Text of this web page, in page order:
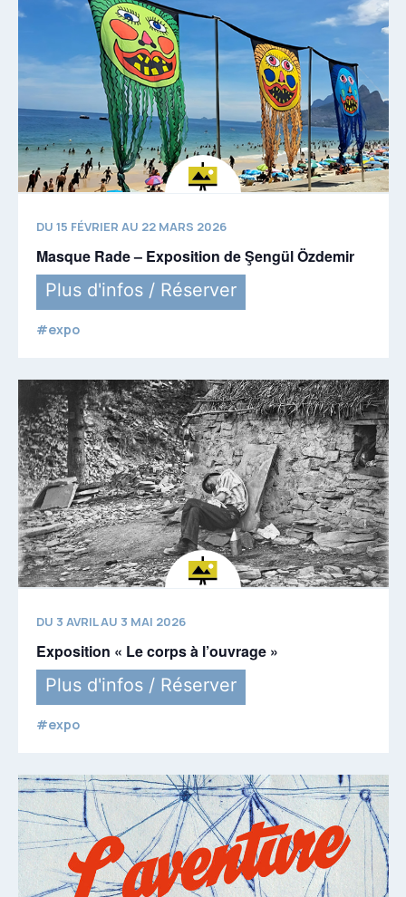
DU 15 FÉVRIER AU 22 MARS 2026
Masque Rade – Exposition de Şengül Özdemir
Plus d'infos / Réserver
#expo
DU 3 AVRIL AU 3 MAI 2026
Exposition « Le corps à l’ouvrage »
Plus d'infos / Réserver
#expo